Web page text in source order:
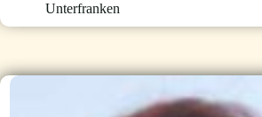
Unterfranken